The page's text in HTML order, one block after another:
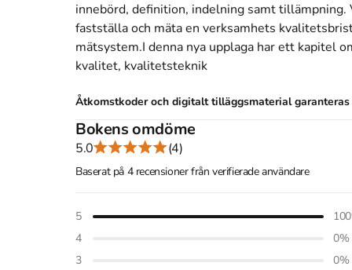
innebörd, definition, indelning samt
fastställa och mäta en verksamhets
mätsystem.I denna nya upplaga har ett kapitel
kvalitet, kvalitetsteknik
Åtkomstkoder och digitalt tilläggsmaterial
Mer om Kvalitetsbristkostnader - - Ett
I september 2001 släpptes boken
verksamhetsutvecklingskriven avLars Sörqvist.
på svenska
djupgående
Studentlitteratur AB
Bokens omdöme
5.0 (4)
Baserat på 4 recensioner från verifierade användare
5 100
4
0%
3
0%